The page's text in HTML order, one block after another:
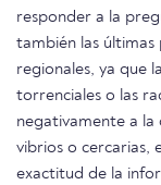
responder a la
también las últimas
regionales, ya que
torrenciales o las
negativamente a la
vibrios o cercarias,
exactitud de la